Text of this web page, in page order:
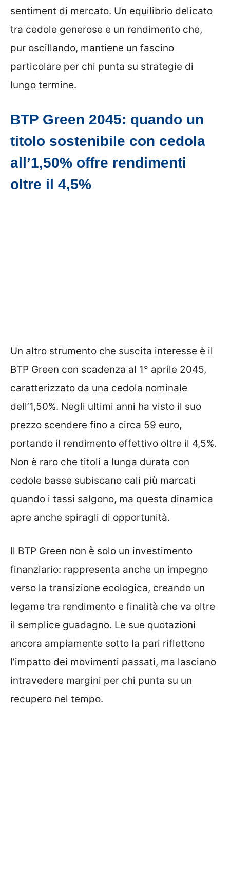
sentiment di mercato. Un equilibrio delicato
tra cedole generose e un rendimento che,
pur oscillando, mantiene un fascino
particolare per chi punta su strategie di
lungo termine.
BTP Green 2045: quando un
titolo sostenibile con cedola
all’1,50% offre rendimenti
oltre il 4,5%
Un altro strumento che suscita interesse è il
BTP Green con scadenza al 1° aprile 2045,
caratterizzato da una cedola nominale
dell’1,50%. Negli ultimi anni ha visto il suo
prezzo scendere fino a circa 59 euro,
portando il rendimento effettivo oltre il 4,5%.
Non è raro che titoli a lunga durata con
cedole basse subiscano cali più marcati
quando i tassi salgono, ma questa dinamica
apre anche spiragli di opportunità.
Il BTP Green non è solo un investimento
finanziario: rappresenta anche un impegno
verso la transizione ecologica, creando un
legame tra rendimento e finalità che va oltre
il semplice guadagno. Le sue quotazioni
ancora ampiamente sotto la pari riflettono
l’impatto dei movimenti passati, ma lasciano
intravedere margini per chi punta su un
recupero nel tempo.